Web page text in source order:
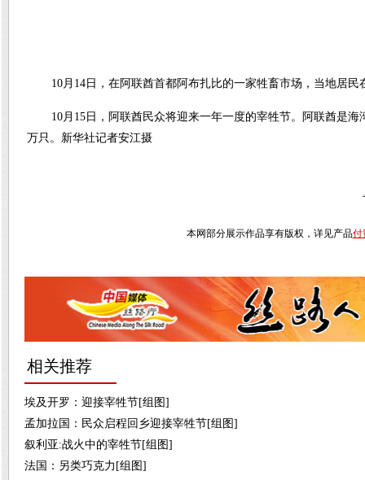
10月14日，在阿联酋首都阿布扎比的一家牲畜市场，当地居民
10月15日，阿联酋民众将迎来一年一度的宰牲节。阿联酋是
万只。新华社记者安江摄
本网部分展示作品享有版权，详见产品付
相关推荐
埃及开罗：迎接宰牲节[组图]
孟加拉国：民众启程回乡迎接宰牲节[组图]
叙利亚:战火中的宰牲节[组图]
法国：另类巧克力[组图]